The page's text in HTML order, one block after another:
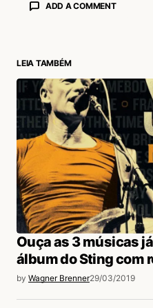
ADD A COMMENT
LEIA TAMBÉM
Ouça as 3 músicas
álbum do Sting com
by Wagner Brenner29/03/2019